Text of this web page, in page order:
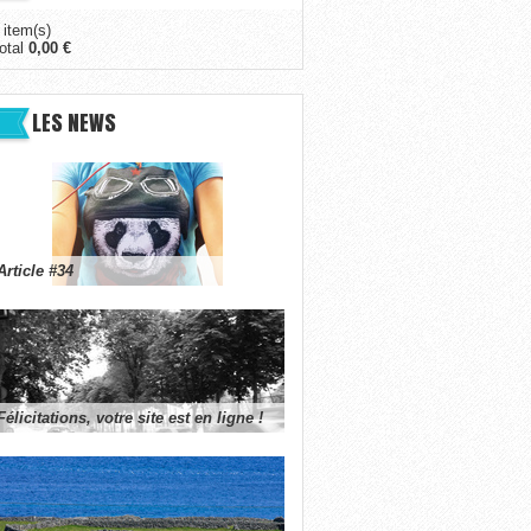
item(s)
0,00 €
LES NEWS
#34
votre site est en ligne !